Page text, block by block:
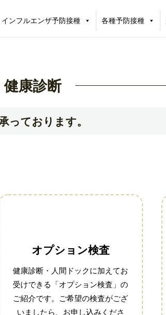
インフルエンザ予防接種 各種予防接種
康診断
っております。
オプション検査
健康診断・人間ドックに加えてお
受けできる「オプション検査」の
ご紹介です。ご希望の検査がござ
いましたら、お申し込みくださ